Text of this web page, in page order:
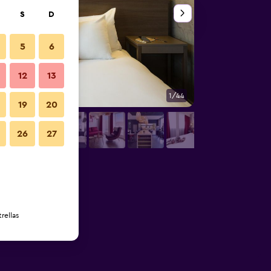
1/44
S D
5 6
12 13
19 20
26 27